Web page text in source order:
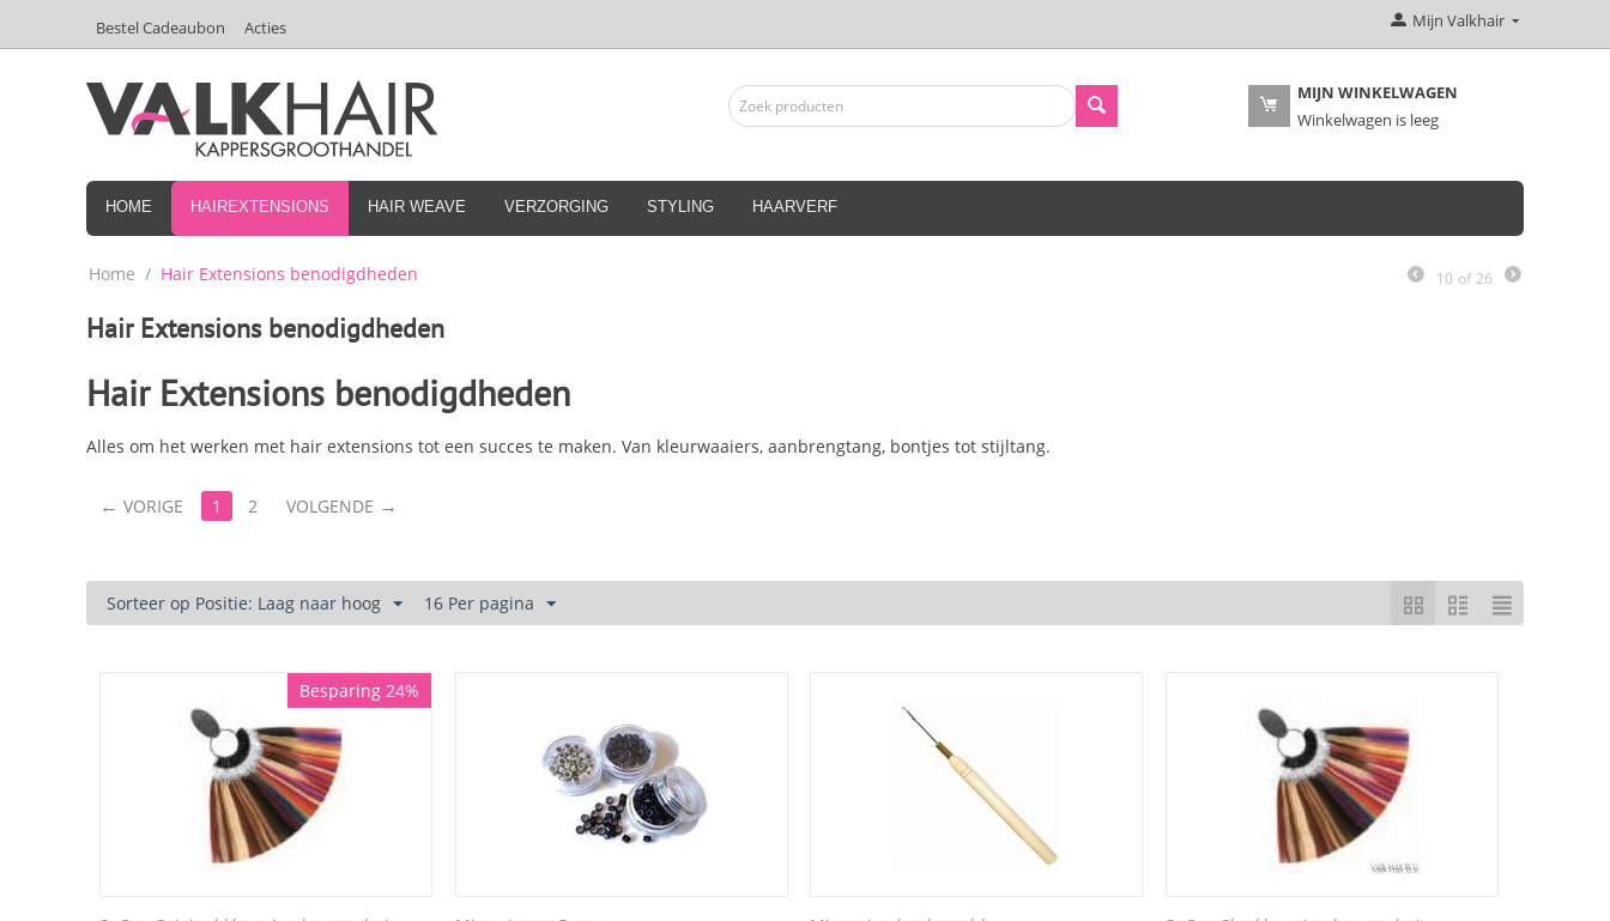
Bestel Cadeaubon Acties Mijn Valkhair
MIJN WINKELWAGEN
Winkelwagen is leeg
HOME HAIREXTENSIONS HAIR WEAVE VERZORGING STYLING HAARVERF
Home / Hair Extensions benodigdheden 10 of 26
Hair Extensions benodigdheden
Hair Extensions benodigdheden
Alles om het werken met hair extensions tot een succes te maken. Van kleurwaaiers, aanbrengtang, bontjes tot stijltang.
VORIGE 1 2 VOLGENDE
Sorteer op Positie: Laag naar hoog 16 Per pagina
Besparing 24%